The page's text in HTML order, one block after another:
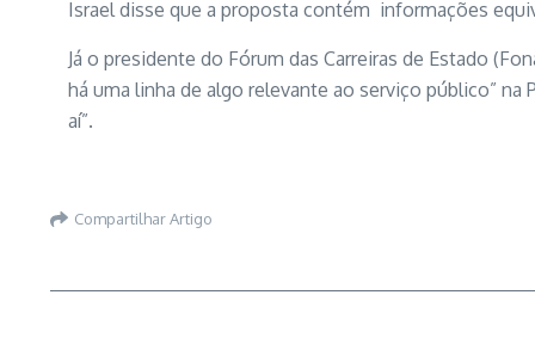
Israel disse que a proposta contém informações
Já o presidente do Fórum das Carreiras de Estado
há uma linha de algo relevante ao serviço público”
aí”.
Compartilhar Artigo